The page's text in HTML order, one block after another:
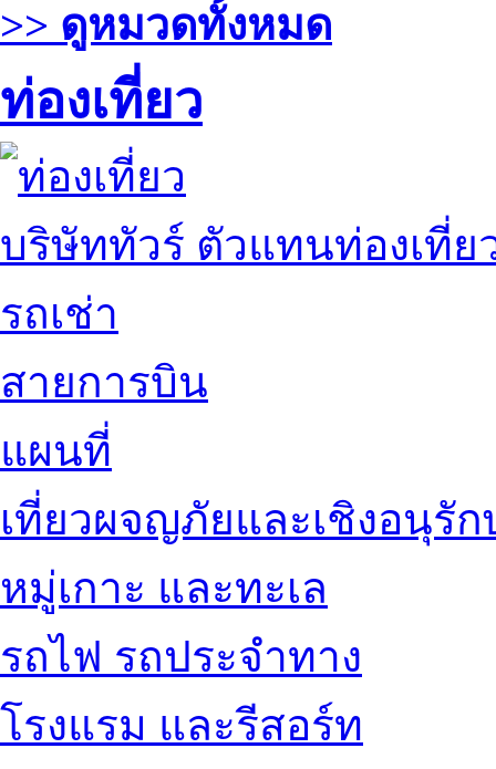
>> ดูหมวดทั้งหมด
ท่องเที่ยว
บริษัททัวร์ ตัวแทนท่องเที่ย
รถเช่า
สายการบิน
แผนที่
เที่ยวผจญภัยและเชิงอนุรัก
หมู่เกาะ และทะเล
รถไฟ รถประจำทาง
โรงแรม และรีสอร์ท